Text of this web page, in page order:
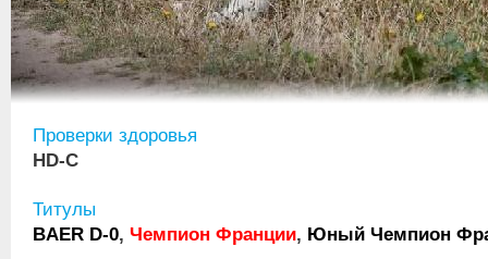
Проверки здоровья
HD-C
Титулы
BAER D-0, Чемпион Франции, Юный Чемпион